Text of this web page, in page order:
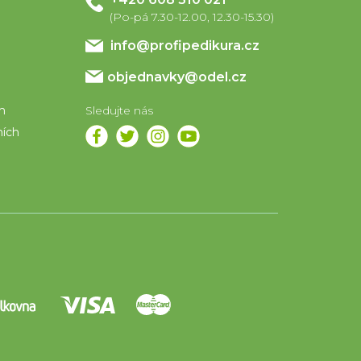
info@profipedikura.cz
objednavky@odel.cz